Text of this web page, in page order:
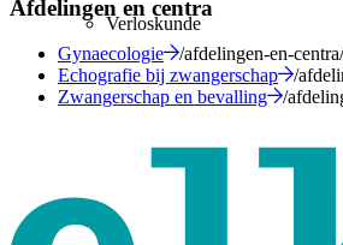
Verloskunde
Afdelingen en centra
Gynaecologie
/afdelingen-en-
Echografie bij zwangerschap
/
Zwangerschap en bevalling
/